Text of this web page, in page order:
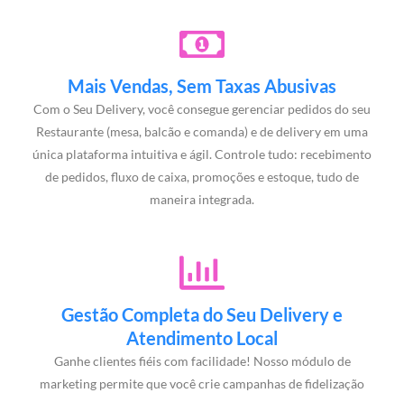
Mais Vendas, Sem Taxas Abusivas
Com o Seu Delivery, você consegue gerenciar pedidos do seu
Restaurante (mesa, balcão e comanda) e de delivery em uma
única plataforma intuitiva e ágil. Controle tudo: recebimento
de pedidos, fluxo de caixa, promoções e estoque, tudo de
maneira integrada.
Gestão Completa do Seu Delivery e
Atendimento Local
Ganhe clientes fiéis com facilidade! Nosso módulo de
marketing permite que você crie campanhas de fidelização